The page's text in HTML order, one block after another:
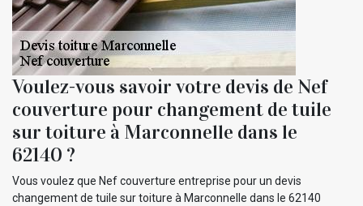
Voulez-vous savoir votre devis de Nef
couverture pour changement de tuile
sur toiture à Marconnelle dans le
62140 ?
Vous voulez que Nef couverture entreprise pour un devis
changement de tuile sur toiture à Marconnelle dans le 62140